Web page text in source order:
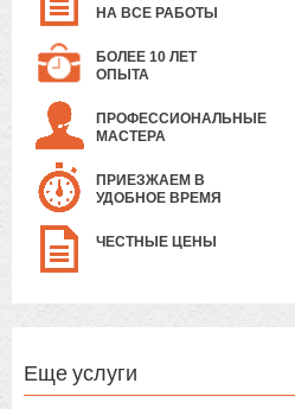
НА ВСЕ РАБОТЫ
БОЛЕЕ 10 ЛЕТ
ОПЫТА
ПРОФЕССИОНАЛЬНЫЕ
МАСТЕРА
ПРИЕЗЖАЕМ В
УДОБНОЕ ВРЕМЯ
ЧЕСТНЫЕ ЦЕНЫ
Еще услуги